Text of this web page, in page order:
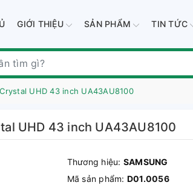
GIỚI THIỆU SẢN PHẨM TIN TỨC
UHD 43 inch UA43AU8100
UHD 43 inch UA43AU8100
Thương hiệu: SAMSUNG
Mã sản phẩm: D01.0056